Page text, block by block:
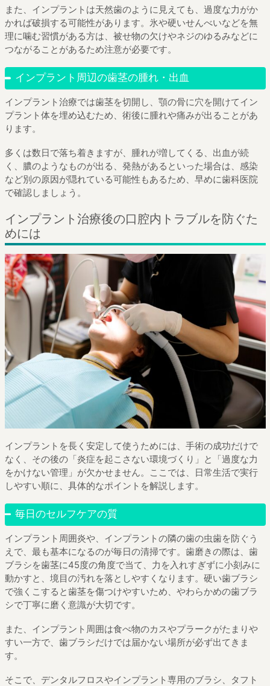
また、インプラントは天然歯のように見えても、過度な力がか
かれば破損する可能性があります。氷や硬いせんべいなどを無
理に噛む習慣がある方は、被せ物の欠けやネジのゆるみなどに
つながることがあるため注意が必要です。
インプラント周辺の歯茎の腫れ・出血
インプラント治療では歯茎を切開し、顎の骨に穴を開けてイン
プラント体を埋め込むため、術後に腫れや痛みが出ることがあ
ります。
多くは数日で落ち着きますが、腫れが増してくる、出血が続
く、膿のようなものが出る、発熱があるといった場合は、感染
など別の原因が隠れている可能性もあるため、早めに歯科医院
で確認しましょう。
インプラント治療後の口腔内トラブルを防ぐた
めには
インプラントを長く安定して使うためには、手術の成功だけで
なく、その後の「炎症を起こさない環境づくり」と「過度な力
をかけない管理」が欠かせません。ここでは、日常生活で実行
しやすい順に、具体的なポイントを解説します。
毎日のセルフケアの質
インプラント周囲炎や、インプラントの隣の歯の虫歯を防ぐう
えで、最も基本になるのが毎日の清掃です。歯磨きの際は、歯
ブラシを歯茎に45度の角度で当て、力を入れすぎずに小刻みに
動かすと、境目の汚れを落としやすくなります。硬い歯ブラシ
で強くこすると歯茎を傷つけやすいため、やわらかめの歯ブラ
シで丁寧に磨く意識が大切です。
また、インプラント周囲は食べ物のカスやプラークがたまりや
すい一方で、歯ブラシだけでは届かない場所が必ず出てきま
す。
そこで、デンタルフロスやインプラント専用のブラシ、タフト